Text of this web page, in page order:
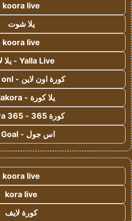
koora live
يلا شوت
koora live
Yalla Live - يلا لايف
كورة اون لاين - koora onl
يلا كورة - yallakora
كورة 365 - kooora 365
اس جول - AS Goal
koora live
kora live
كورة لايف